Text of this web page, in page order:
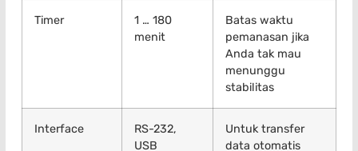
Timer
1 … 180
menit
Batas waktu
pemanasan jika
Anda tak mau
menunggu
stabilitas
Interface
RS-232,
USB
Untuk transfer
data otomatis